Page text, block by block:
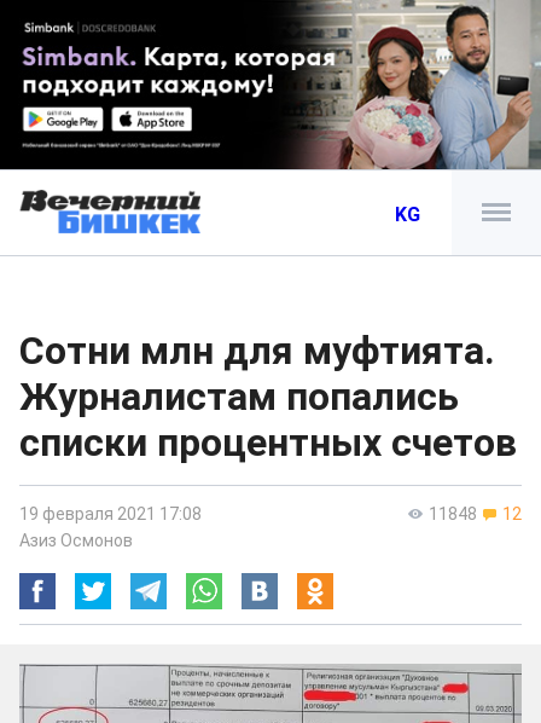
KG
Сотни млн для муфтията.
Журналистам попались
списки процентных счетов
11848 12
19 февраля 2021 17:08
Азиз Осмонов